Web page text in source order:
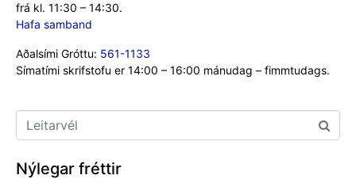
frá kl. 11:30 – 14:30.
Hafa samband
Aðalsími Gróttu: 561-1133
Símatími skrifstofu er 14:00 – 16:00 mánudag – fimmtudags.
Nýlegar fréttir